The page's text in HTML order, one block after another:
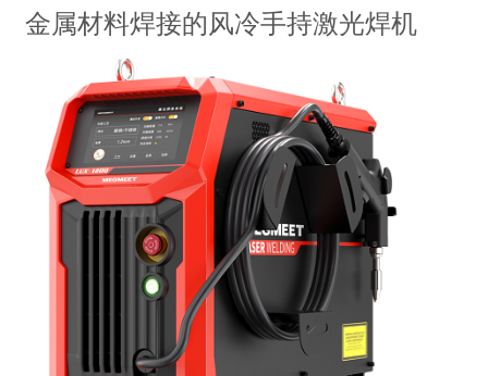
金属材料焊接的风冷手持激光焊机